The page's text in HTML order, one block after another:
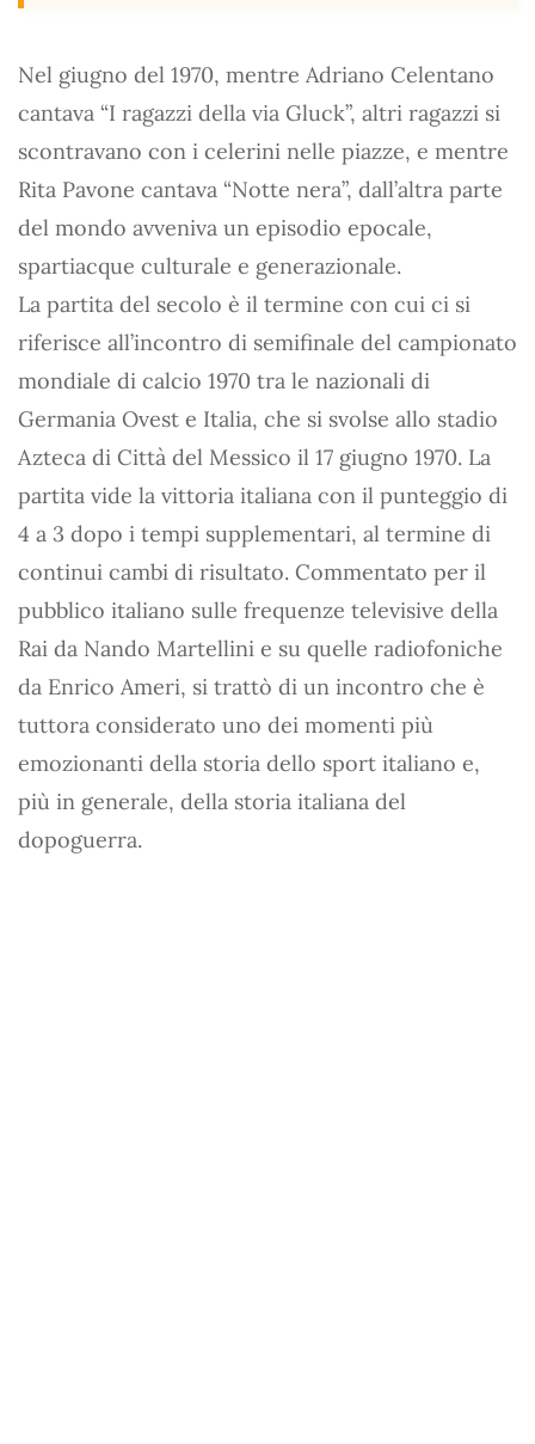
Nel giugno del 1970, mentre Adriano Celentano
cantava “I ragazzi della via Gluck”, altri ragazzi si
scontravano con i celerini nelle piazze, e mentre
Rita Pavone cantava “Notte nera”, dall’altra parte
del mondo avveniva un episodio epocale,
spartiacque culturale e generazionale.
La partita del secolo è il termine con cui ci si
riferisce all’incontro di semifinale del campionato
mondiale di calcio 1970 tra le nazionali di
Germania Ovest e Italia, che si svolse allo stadio
Azteca di Città del Messico il 17 giugno 1970. La
partita vide la vittoria italiana con il punteggio di
4 a 3 dopo i tempi supplementari, al termine di
continui cambi di risultato. Commentato per il
pubblico italiano sulle frequenze televisive della
Rai da Nando Martellini e su quelle radiofoniche
da Enrico Ameri, si trattò di un incontro che è
tuttora considerato uno dei momenti più
emozionanti della storia dello sport italiano e,
più in generale, della storia italiana del
dopoguerra.